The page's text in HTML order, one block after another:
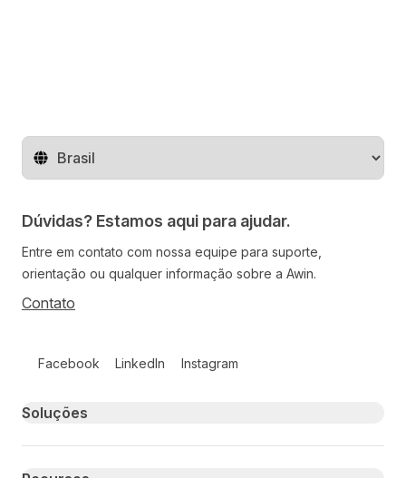
Mude o território
Dúvidas? Estamos aqui para ajudar.
Entre em contato com nossa equipe para suporte,
orientação ou qualquer informação sobre a Awin.
Contato
Facebook LinkedIn Instagram
Primary footer navigation
Soluções